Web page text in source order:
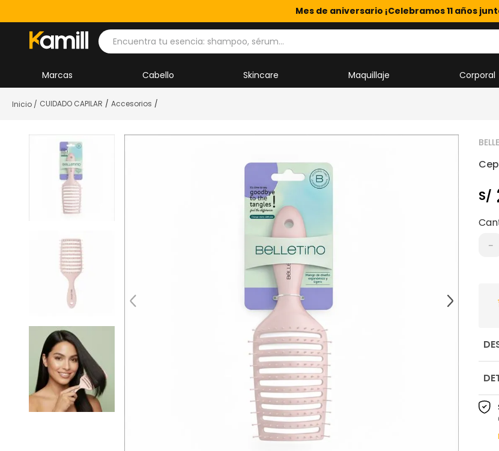
Mes de aniversario ¡Celebramos 11 años
Encuentra tu esencia: shampoo, sérum...
Marcas Cabello Skincare Maquillaje Corporal
CUIDADO CAPILAR Accesorios
S/
－